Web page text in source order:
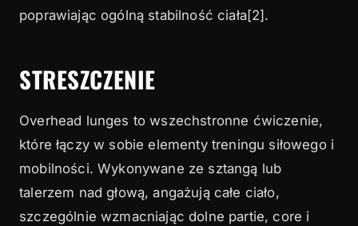
poprawiając ogólną stabilność ciała[2].
STRESZCZENIE
Overhead lunges to wszechstronne ćwiczenie,
które łączy w sobie elementy treningu siłowego i
mobilności. Wykonywane ze sztangą lub
talerzem nad głową, angażują całe ciało,
szczególnie wzmacniając dolne partie, core i